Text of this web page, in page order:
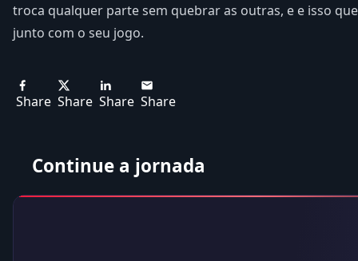
troca qualquer parte sem quebrar as outras, e e isso
junto com o seu jogo.
Share Share Share Share
Continue a jornada